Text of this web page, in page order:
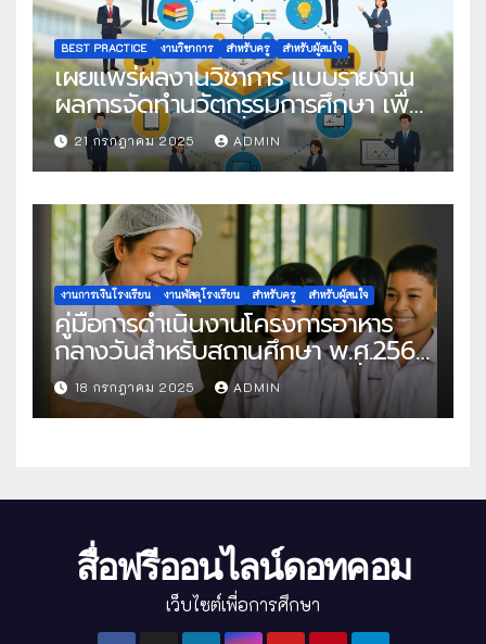
BEST PRACTICE งานวิชาการ สำหรับครู สำหรับผู้สนใจ
เผยแพร่ผลงานวิชาการ แบบรายงาน
ผลการจัดทำนวัตกรรมการศึกษา เพื่อ
คัดเลือกวิธีปฏิบัติที่เป็นเลิศ
21 กรกฎาคม 2025 ADMIN
งานการเงินโรงเรียน งานพัสดุโรงเรียน สำหรับครู สำหรับผู้สนใจ
คู่มือการดำเนินงานโครงการอาหาร
กลางวันสำหรับสถานศึกษา พ.ศ.2568
แนวทางครบถ้วนสู่การจัดการที่มี
ประสิทธิภาพ
18 กรกฎาคม 2025 ADMIN
สื่อฟรีออนไลน์ดอทคอม
เว็บไซต์เพื่อการศึกษา